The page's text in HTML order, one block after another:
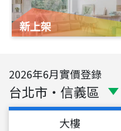
新上架
2026年6月實價登錄
台北市 ・ 信義區
大樓